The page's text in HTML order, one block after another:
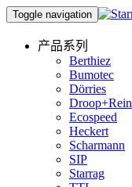
Toggle navigation
产品系列
Berthiez
Bumotec
Dörries
Droop+Rein
Ecospeed
Heckert
Scharmann
SIP
Starrag